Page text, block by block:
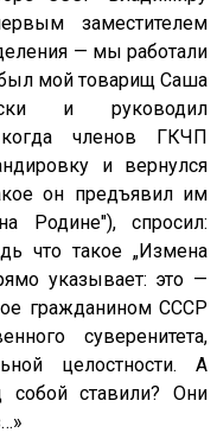
заместителем
— мы работали
мой товарищ Саша
и руководил
членов ГКЧП
и вернулся
он предъявил им
Родине"), спросил:
что такое „Измена
указывает: это —
гражданином СССР
суверенитета,
целостности. А
собой ставили? Они